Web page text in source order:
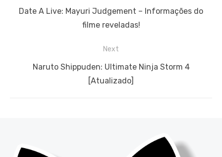
dePrevious
Date A Live: Mayuri Judgement – Informações do
filme reveladas!
Next
Naruto Shippuden: Ultimate Ninja Storm 4
[Atualizado]